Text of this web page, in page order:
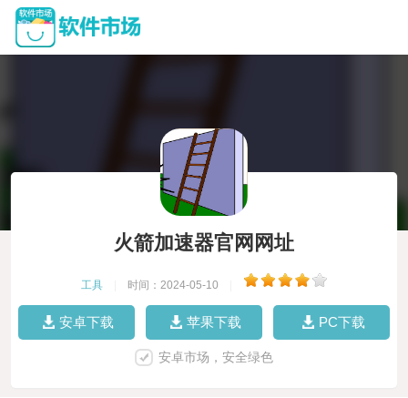
火箭加速器官网网址
工具 时间：2024-05-10
安卓下载 苹果下载 PC下载
安卓市场，安全绿色